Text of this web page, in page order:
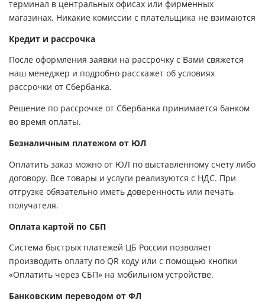
терминал в центральных офисах или фирменных
магазинах. Никакие комиссии с плательщика не взимаются
Кредит и рассрочка
После оформления заявки на рассрочку с Вами свяжется
наш менеджер и подробно расскажет об условиях
рассрочки от Сбербанка.
Решение по рассрочке от Сбербанка принимается банком
во время оплаты.
Безналичным платежом от ЮЛ
Оплатить заказ можно от ЮЛ по выставленному счету либо
договору. Все товары и услуги реализуются с НДС. При
отгрузке обязательно иметь доверенность или печать
получателя.
Оплата картой по СБП
Система быстрых платежей ЦБ России позволяет
производить оплату по QR коду или с помощью кнопки
«Оплатить через СБП» на мобильном устройстве.
Банковским переводом от ФЛ